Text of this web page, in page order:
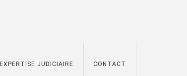
EXPERTISE JUDICIAIRE CONTACT